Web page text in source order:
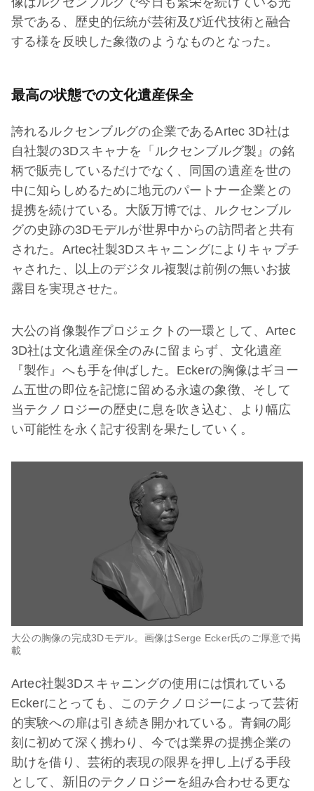
景である、歴史的伝統が芸術及び近代技術と融合
する様を反映した象徴のようなものとなった。
最高の状態での文化遺産保全
誇れるルクセンブルグの企業であるArtec 3D社は
自社製の3Dスキャナを「ルクセンブルグ製』の銘
柄で販売しているだけでなく、同国の遺産を世の
中に知らしめるために地元のパートナー企業との
提携を続けている。大阪万博では、ルクセンブル
グの史跡の3Dモデルが世界中からの訪問者と共有
された。Artec社製3Dスキャニングによりキャプチ
ャされた、以上のデジタル複製は前例の無いお披
露目を実現させた。
大公の肖像製作プロジェクトの一環として、Artec
3D社は文化遺産保全のみに留まらず、文化遺産
『製作』へも手を伸ばした。Eckerの胸像はギヨー
ム五世の即位を記憶に留める永遠の象徴、そして
当テクノロジーの歴史に息を吹き込む、より幅広
い可能性を永く記す役割を果たしていく。
大公の胸像の完成3Dモデル。画像はSerge Ecker氏のご厚意で掲
載
Artec社製3Dスキャニングの使用には慣れている
Eckerにとっても、このテクノロジーによって芸術
的実験への扉は引き続き開かれている。青銅の彫
刻に初めて深く携わり、今では業界の提携企業の
助けを借り、芸術的表現の限界を押し上げる手段
として、新旧のテクノロジーを組み合わせる更な